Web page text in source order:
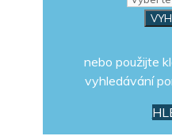
nebo použijte
vyhledávání